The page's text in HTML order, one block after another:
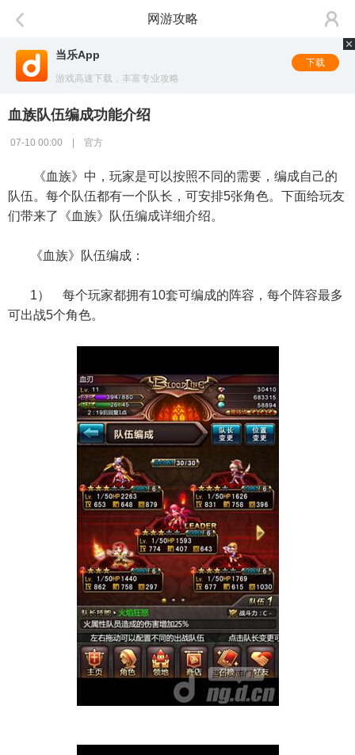
网游攻略
当乐App
游戏高速下载，丰富专业攻略
下载
血族队伍编成功能介绍
07-10 00:00 | 官方
《血族》中，玩家是可以按照不同的需要，编成自己的
队伍。每个队伍都有一个队长，可安排5张角色。下面给玩友
们带来了《血族》队伍编成详细介绍。
《血族》队伍编成：
1） 每个玩家都拥有10套可编成的阵容，每个阵容最多
可出战5个角色。